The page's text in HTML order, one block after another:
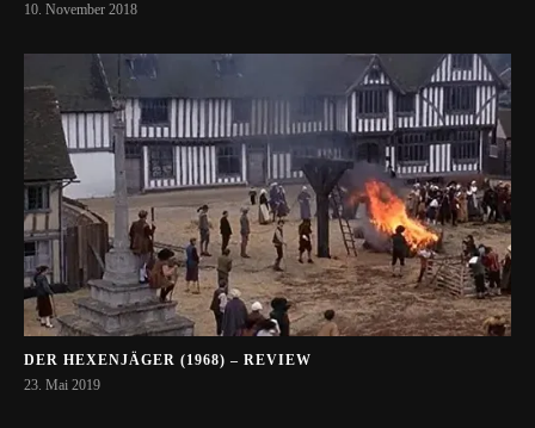
10. November 2018
DER HEXENJÄGER (1968) – REVIEW
23. Mai 2019